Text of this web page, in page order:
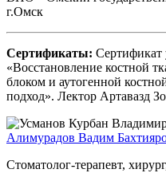
г.Омск
Сертификаты: Сертификат
«Восстановление костной
блоком и аутогенной
подход». Лектор Артавазд
Алимурадов Вадим
Стоматолог-терапевт,